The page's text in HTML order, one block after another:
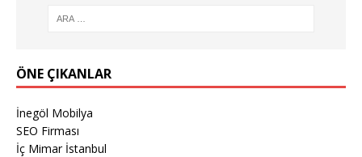
ÖNE ÇIKANLAR
İnegöl Mobilya
SEO Firması
İç Mimar İstanbul